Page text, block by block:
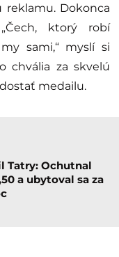
reklamu. Dokonca
ktorý robí
sami,“ myslí si
chvália za skvelú
medailu.
Tatry: Ochutnal
a ubytoval sa za